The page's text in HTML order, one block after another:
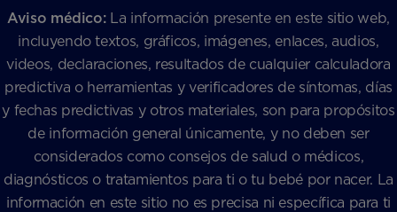
Aviso médico:La información presente en este sitio web,
incluyendo textos, gráficos, imágenes, enlaces, audios,
videos, declaraciones, resultados de cualquier calculadora
predictiva o herramientas y verificadores de síntomas, días
y fechas predictivas y otros materiales, son para propósitos
de información general únicamente, y no deben ser
considerados como consejos de salud o médicos,
diagnósticos o tratamientos para ti o tu bebé por nacer. La
información en este sitio no es precisa ni específica para ti